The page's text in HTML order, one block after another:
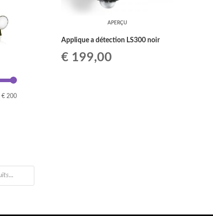
Applique a détection LS300 noir
€ 199,00
APERÇU
Prix
Prix
€ 200